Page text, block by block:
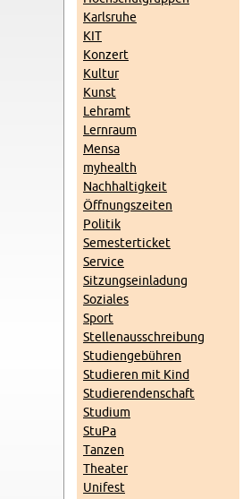
Karl­sruhe
KIT
Konz­ert
Kul­tur
Kunst
Lehramt
Lern­raum
Mensa
my­health
Nach­haltigkeit
Öff­nungszeiten
Poli­tik
Se­mes­terticket
Ser­vice
Sitzung­sein­ladung
Soziales
Sport
Stel­lenauss­chrei­bung
Stu­di­engebühren
Studieren mit Kind
Studieren­den­schaft
Studium
StuPa
Tanzen
The­ater
Unifest